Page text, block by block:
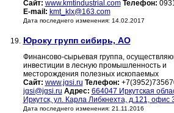
Сайт: www.kmtindustrial.com Телефон:
E-mail: kmt_klx@163.com
Дата последнего изменения: 14.02.2017
19. Юроку групп сибирь, АО
Финансово-сырьевая группа,
инвестиции в лесную промышленность и
месторождения полезных ископаемых
Сайт: www.jgsi.ru Телефон:
jgsi@jgsi.ru Адрес: 664047 Иркутская
Иркутск, ул. Карла Либкнехта, д.121, офис
Дата последнего изменения: 21.11.2016